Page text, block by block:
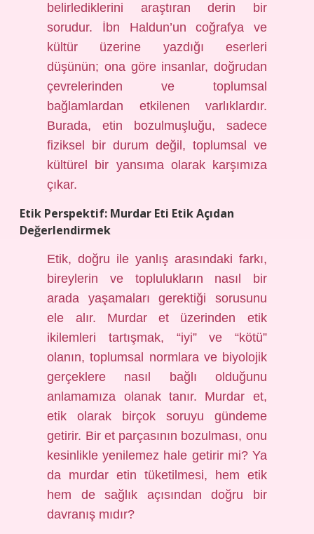
belirlediklerini araştıran derin bir
sorudur. İbn Haldun’un coğrafya ve
kültür üzerine yazdığı eserleri
düşünün; ona göre insanlar, doğrudan
çevrelerinden ve toplumsal
bağlamlardan etkilenen varlıklardır.
Burada, etin bozulmuşluğu, sadece
fiziksel bir durum değil, toplumsal ve
kültürel bir yansıma olarak karşımıza
çıkar.
Etik Perspektif: Murdar Eti Etik Açıdan
Değerlendirmek
Etik, doğru ile yanlış arasındaki farkı,
bireylerin ve toplulukların nasıl bir
arada yaşamaları gerektiği sorusunu
ele alır. Murdar et üzerinden etik
ikilemleri tartışmak, “iyi” ve “kötü”
olanın, toplumsal normlara ve biyolojik
gerçeklere nasıl bağlı olduğunu
anlamamıza olanak tanır. Murdar et,
etik olarak birçok soruyu gündeme
getirir. Bir et parçasının bozulması, onu
kesinlikle yenilemez hale getirir mi? Ya
da murdar etin tüketilmesi, hem etik
hem de sağlık açısından doğru bir
davranış mıdır?